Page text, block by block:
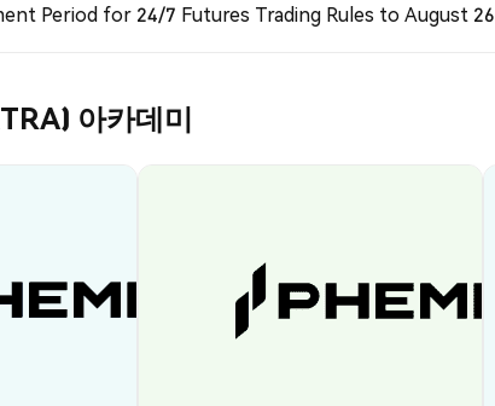
Period for 24/7 Futures Trading Rules to August 26
아카데미